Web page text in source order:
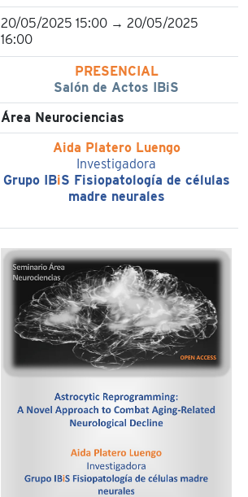
20/05/2025 15:00 → 20/05/2025
16:00
PRESENCIAL
Salón de Actos IBiS
Área Neurociencias
Aida Platero Luengo
Investigadora
Grupo IBiS Fisiopatología de células
madre neurales